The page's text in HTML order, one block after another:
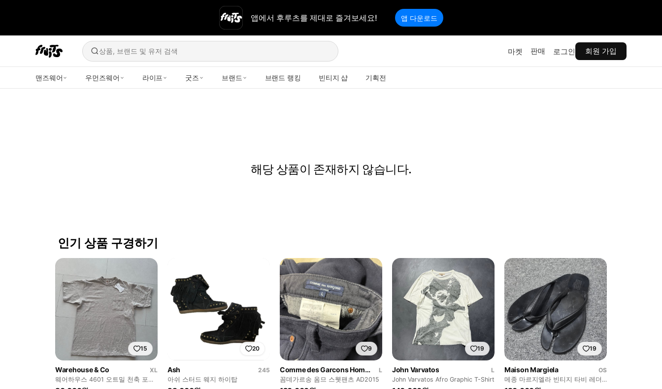
앱에서 후루츠를 제대로 즐겨보세요! 앱 다운로드
상품, 브랜드 및 유저 검색 마켓 판매 로그인 회원 가입
맨즈웨어 우먼즈웨어 라이프 굿즈 브랜드 브랜드 랭킹 빈티지 샵 기획전
해당 상품이 존재하지 않습니다.
인기 상품 구경하기
15
Warehouse & Co
XL
웨어하우스 4601 오트밀 천축 포켓
20
Ash
245
아쉬 스터드 웨지 하이탑
9
Comme des Garcons Homme
L
꼼데가르송 옴므 스웻팬츠 AD2015
19
John Varvatos
L
John Varvatos Afro Graphic T-Shirt
19
Maison Margiela
OS
메종 마르지엘라 빈티지 타비 레더